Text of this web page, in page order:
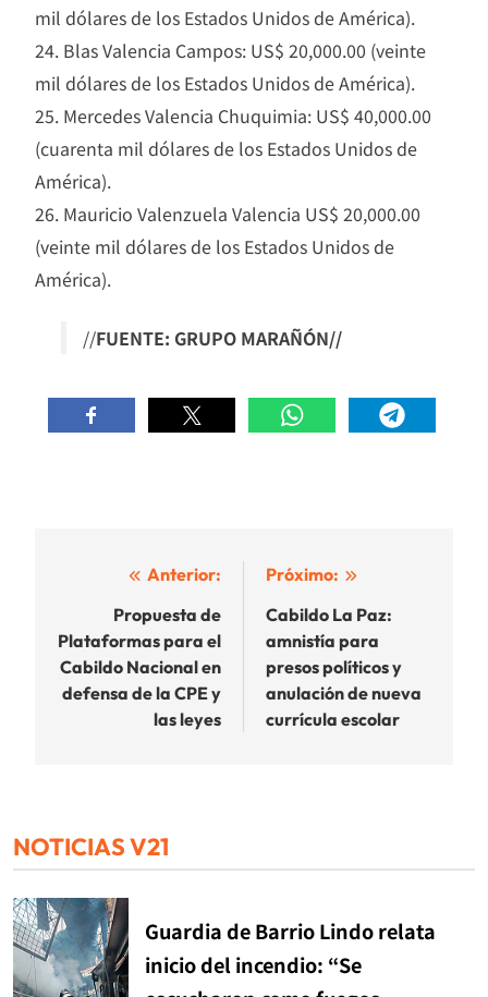
mil dólares de los Estados Unidos de América).
24. Blas Valencia Campos: US$ 20,000.00 (veinte
mil dólares de los Estados Unidos de América).
25. Mercedes Valencia Chuquimia: US$ 40,000.00
(cuarenta mil dólares de los Estados Unidos de
América).
26. Mauricio Valenzuela Valencia US$ 20,000.00
(veinte mil dólares de los Estados Unidos de
América).
//FUENTE: GRUPO MARAÑÓN//
Navegación
entradas
Anterior:
Propuesta de
Plataformas para el
Cabildo Nacional en
defensa de la CPE y
las leyes
Próximo:
Cabildo La Paz:
amnistía para
presos políticos y
anulación de nueva
currícula escolar
NOTICIAS V21
Guardia de Barrio Lindo relata
inicio del incendio: “Se